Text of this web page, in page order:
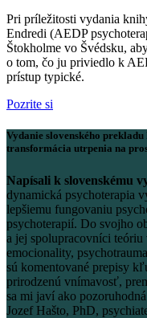
Pri príležitosti vydania
Endredi (AEDP
Štokholme vo Švédsku,
o tom, čo ju priviedlo k
prístup typické.
Pozrite si
Vydanie slovenského
transformácia utrpenia na
Napísali k slovenskému
dynamická psychoterapia
lepšiemu fungovaniu
psychoterapií. Do svojho
a jej spolupracovníci
emocionality,
sú komentované prepisy
prirodzenú vnímavosť,
sa mi javí ako
Jozef Hašto, PhD,